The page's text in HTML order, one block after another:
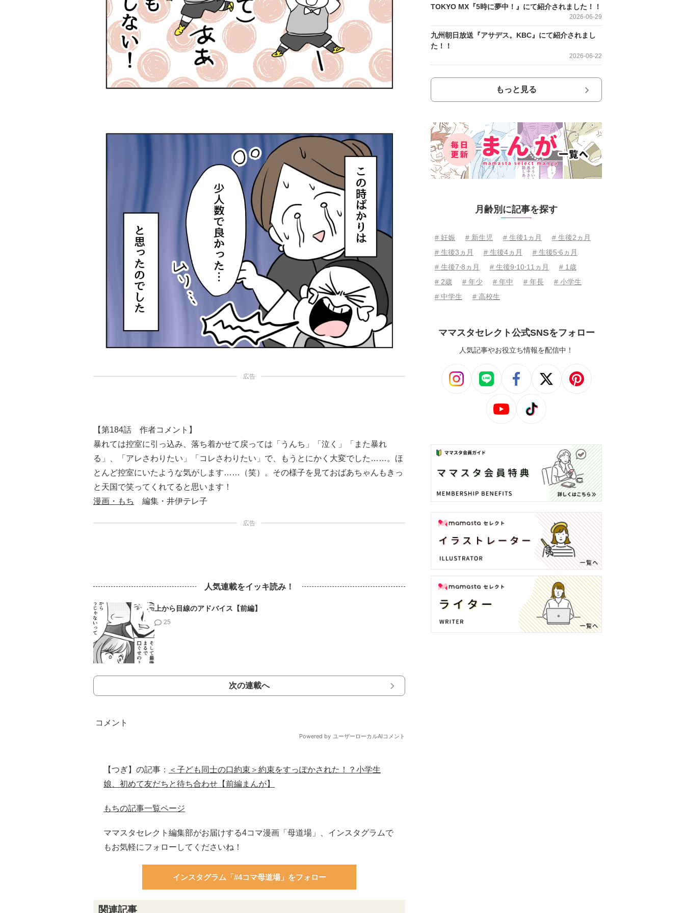
広告
【第184話 作者コメント】
暴れては控室に引っ込み、落ち着かせて戻っては「うんち」「泣く」「また暴れ
る」、「アレさわりたい」「コレさわりたい」で、もうとにかく大変でした……。ほ
とんど控室にいたような気がします……（笑）。その様子を見ておばあちゃんもきっ
と天国で笑ってくれてると思います！
漫画・もち
編集・井伊テレ子
広告
人気連載をイッキ読み！
上から目線のアドバイス【前編】
25
次の連載へ
【つぎ】の記事：
＜子ども同士の口約束＞約束をすっぽかされた！？小学生
娘、初めて友だちと待ち合わせ【前編まんが】
もちの記事一覧ページ
ママスタセレクト編集部がお届けする4コマ漫画「母道場」、インスタグラムで
もお気軽にフォローしてくださいね！
インスタグラム「#4コマ母道場」をフォロー
関連記事
TOKYO MX『5時に夢中！』にて紹介されました！！
2026-06-29
九州朝日放送『アサデス。KBC』にて紹介されまし
た！！
2026-06-22
もっと見る
月齢別に記事を探す
# 妊娠 # 新生児 # 生後1ヵ月
# 生後2ヵ月
# 生後3ヵ月
# 生後4ヵ月
# 生後5⋅6ヵ月
# 生後7⋅8ヵ月
# 生後9⋅10⋅11ヵ月
# 1歳
# 2歳
# 年少 # 年中 # 年長
# 小学生
# 中学生
# 高校生
ママスタセレクト公式SNSをフォロー
人気記事やお役立ち情報を配信中！